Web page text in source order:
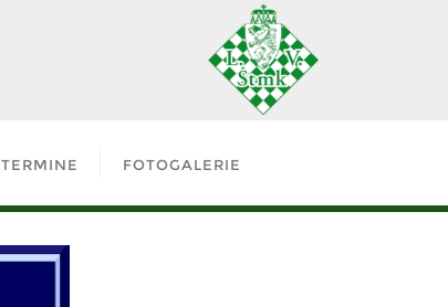
TERMINE FOTOGALERIE